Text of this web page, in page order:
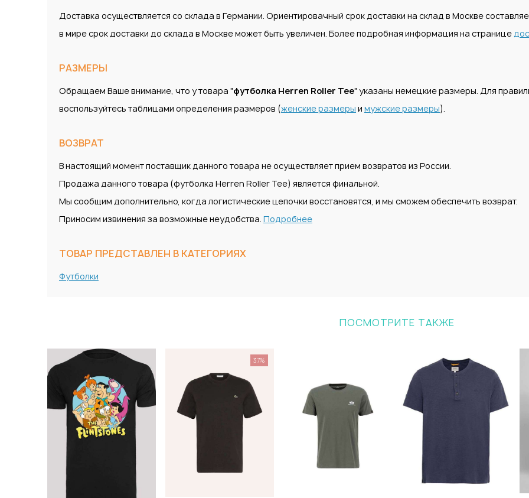
Доставка осуществляется со склада в Германии. Ориентировачный срок доставки на склад в Москве
в мире срок доставки до склада в Москве может быть увеличен. Более подробная информация на странице
РАЗМЕРЫ
Обращаем Ваше внимание, что у товара "футболка Herren Roller Tee" указаны немецкие размеры. Для
воспользуйтесь таблицами определения размеров (женские размеры и мужские размеры).
ВОЗВРАТ
В настоящий момент поставщик данного товара не осуществляет прием возвратов из России.
Продажа данного товара (футболка Herren Roller Tee) является финальной.
Мы сообщим дополнительно, когда логистические цепочки восстановятся, и мы сможем обеспечить возврат.
Приносим извинения за возможные неудобства. Подробнее
ТОВАР ПРЕДСТАВЛЕН В КАТЕГОРИЯХ
Футболки
ПОСМОТРИТЕ ТАКЖЕ
37%